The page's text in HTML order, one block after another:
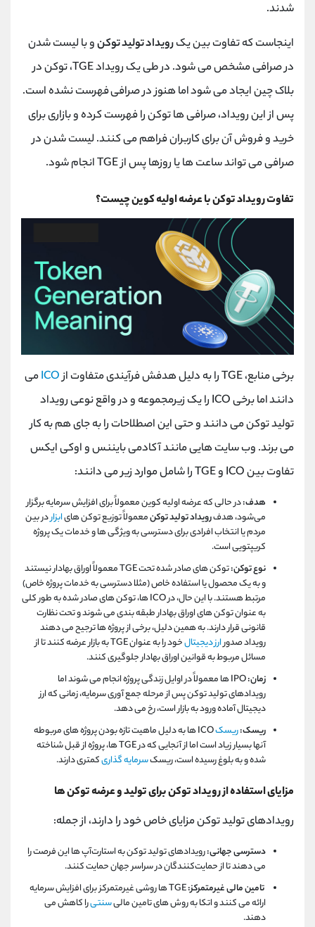
شدند.
اینجاست که تفاوت بین یکرویداد تولید توکنو با لیست شدن
در صرافی مشخص می شود. در طی یک رویداد TGE، توکن در
بلاک چین ایجاد می شود اما هنوز در صرافی فهرست نشده است.
پس از این رویداد، صرافی ها توکن را فهرست کرده و بازاری برای
خرید و فروش آن برای کاربران فراهم می کنند. لیست شدن در
صرافی می تواند ساعت ها یا روزها پس از TGE انجام شود.
تفاوت رویداد توکن با عرضه اولیه کوین چیست؟
برخی منابع، TGE را به دلیل هدفش فرآیندی متفاوت از ICOمی
دانند اما برخی ICO را یک زیرمجموعه و در واقع نوعی رویداد
تولید توکن می دانند و حتی این اصطلاحات را به جای هم به کار
می برند. وب سایت هایی مانند آکادمی بایننس و اوکی ایکس
تفاوت بین ICO و TGE را شامل موارد زیر می دانند:
هدف:در حالی که عرضه اولیه کوین معمولاً برای افزایش سرمایه برگزار
می‌شود، هدفرویداد تولید توکنمعمولاً توزیع توکن‌ هایابزاردر بین
مردم یا انتخاب افرادی برای دسترسی به ویژگی ‌ها و خدمات یک پروژه
کریپتویی است.
نوع توکن:
توکن های صادر شده تحت TGE معمولاً اوراق بهادار نیستند
و به یک محصول یا استفاده خاص (مثلا دسترسی به خدمات پروژه خاص)
مرتبط هستند. با این حال، در ICO ها، توکن های صادر شده به طور کلی
به عنوان توکن های اوراق بهادار طبقه بندی می شوند و تحت نظارت
قانونی قرار دارند. به همین دلیل، برخی از پروژه ها ترجیح می دهند
رویداد صدورارز دیجیتال
خود را به عنوان TGE به بازار عرضه کنند تا از
مسائل مربوط به قوانین اوراق بهادار جلوگیری کنند.
زمان:
IPO ها معمولاً در اوایل زندگی پروژه انجام می شوند اما
رویدادهای تولید توکن پس از مرحله جمع آوری سرمایه، زمانی که ارز
دیجیتال آماده ورود به بازار است، رخ می دهد.
ریسک:ریسک
ICO ها به دلیل ماهیت تازه بودن پروژه های مربوطه
آنها بسیار زیاد است اما از آنجایی که در TGE ها، پروژه از قبل شناخته
شده و به بلوغ رسیده است، ریسکسرمایه گذاریکمتری دارند.
مزایای استفاده از رویداد توکن برای تولید و عرضه توکن ها
رویدادهای تولید توکن مزایای خاص خود را دارند، از جمله:
دسترسی جهانی:رویدادهای تولید توکن به استارت‌آپ‌ ها این فرصت را
می ‌دهند تا از حمایت‌کنندگان در سراسر جهان حمایت کنند.
تامین مالی غیرمتمرکز:
TGE ها روشی غیرمتمرکز برای افزایش سرمایه
ارائه می کنند و اتکا به روش های تامین مالیسنتیرا کاهش می
دهند.